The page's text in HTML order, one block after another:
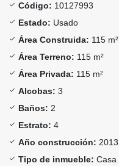
Código: 10127993
Estado: Usado
Área Construida: 115 m²
Área Terreno: 115 m²
Área Privada: 115 m²
Alcobas: 3
Baños: 2
Estrato: 4
Año construcción: 2013
Tipo de inmueble: Casa